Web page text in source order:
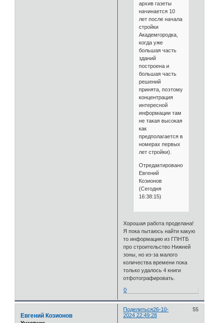
архив газеты
начинается 10
лет после начала
стройки
Академгородка,
когда уже
большая часть
зданий
построена и
большая часть
решений
принята, поэтому
концентрация
интересной
информации там
не такая высокая
как
предполагается в
номерах первых
лет стройки).
Отредактировано
Евгений
Козионов
(Сегодня
16:38:15)
Хорошая работа проделана!
Я пока пытаюсь найти какую
то информацию из ГПНТБ
про строительство Нижней
зоны, но из-за малого
количества времени пока
только удалось 4 книги
отфотографировать.
0
Поделиться 55
26-10-
2024 22:49:28
Евгений Козионов